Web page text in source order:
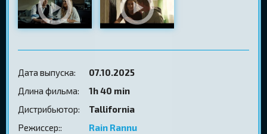
Дата выпуска:
07.10.2025
Длина фильма:
1h 40 min
Дистрибьютор:
Tallifornia
Режиссер::
Rain Rannu